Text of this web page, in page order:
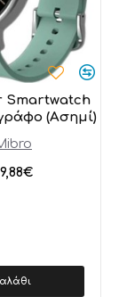
Smartwatch
(Ασημί)